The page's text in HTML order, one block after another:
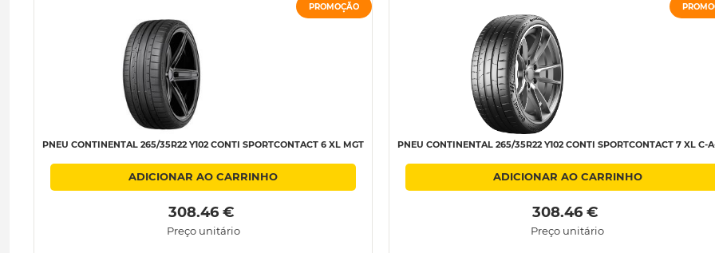
PROMOÇÃO
PNEU CONTINENTAL 265/35R22 Y102 CONTI SPORTCONTACT 6 XL MGT
ADICIONAR AO CARRINHO
308.46 €
Preço unitário
PNEU CONTINENTAL 265/35R22 Y102 CONTI SPORTCONTACT 7 XL C-
ADICIONAR AO CARRINHO
308.46 €
Preço unitário